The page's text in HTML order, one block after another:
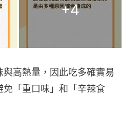
+4
高熱量，因此吃多確實易
「重口味」和「辛辣食